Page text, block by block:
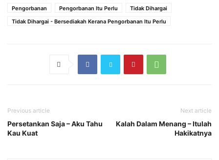
Pengorbanan
Pengorbanan Itu Perlu
Tidak Dihargai
Tidak Dihargai - Bersediakah Kerana Pengorbanan Itu Perlu
Previous article
Persetankan Saja – Aku Tahu
Kau Kuat
Next article
Kalah Dalam Menang – Itulah
Hakikatnya